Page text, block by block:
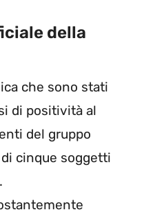
della
che sono stati
di positività al
del gruppo
cinque soggetti